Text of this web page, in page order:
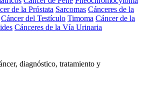
de la Próstata Sarcomas Cánceres de la
Cáncer del Testículo Timoma Cáncer de la
Cánceres de la Vía Urinaria
diagnóstico, tratamiento y